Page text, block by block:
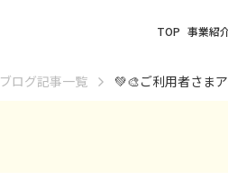
ブログ記事一覧 💚🎨ご利用者さま
TOP 事業紹